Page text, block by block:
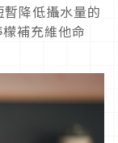
降低攝水量的
補充維他命